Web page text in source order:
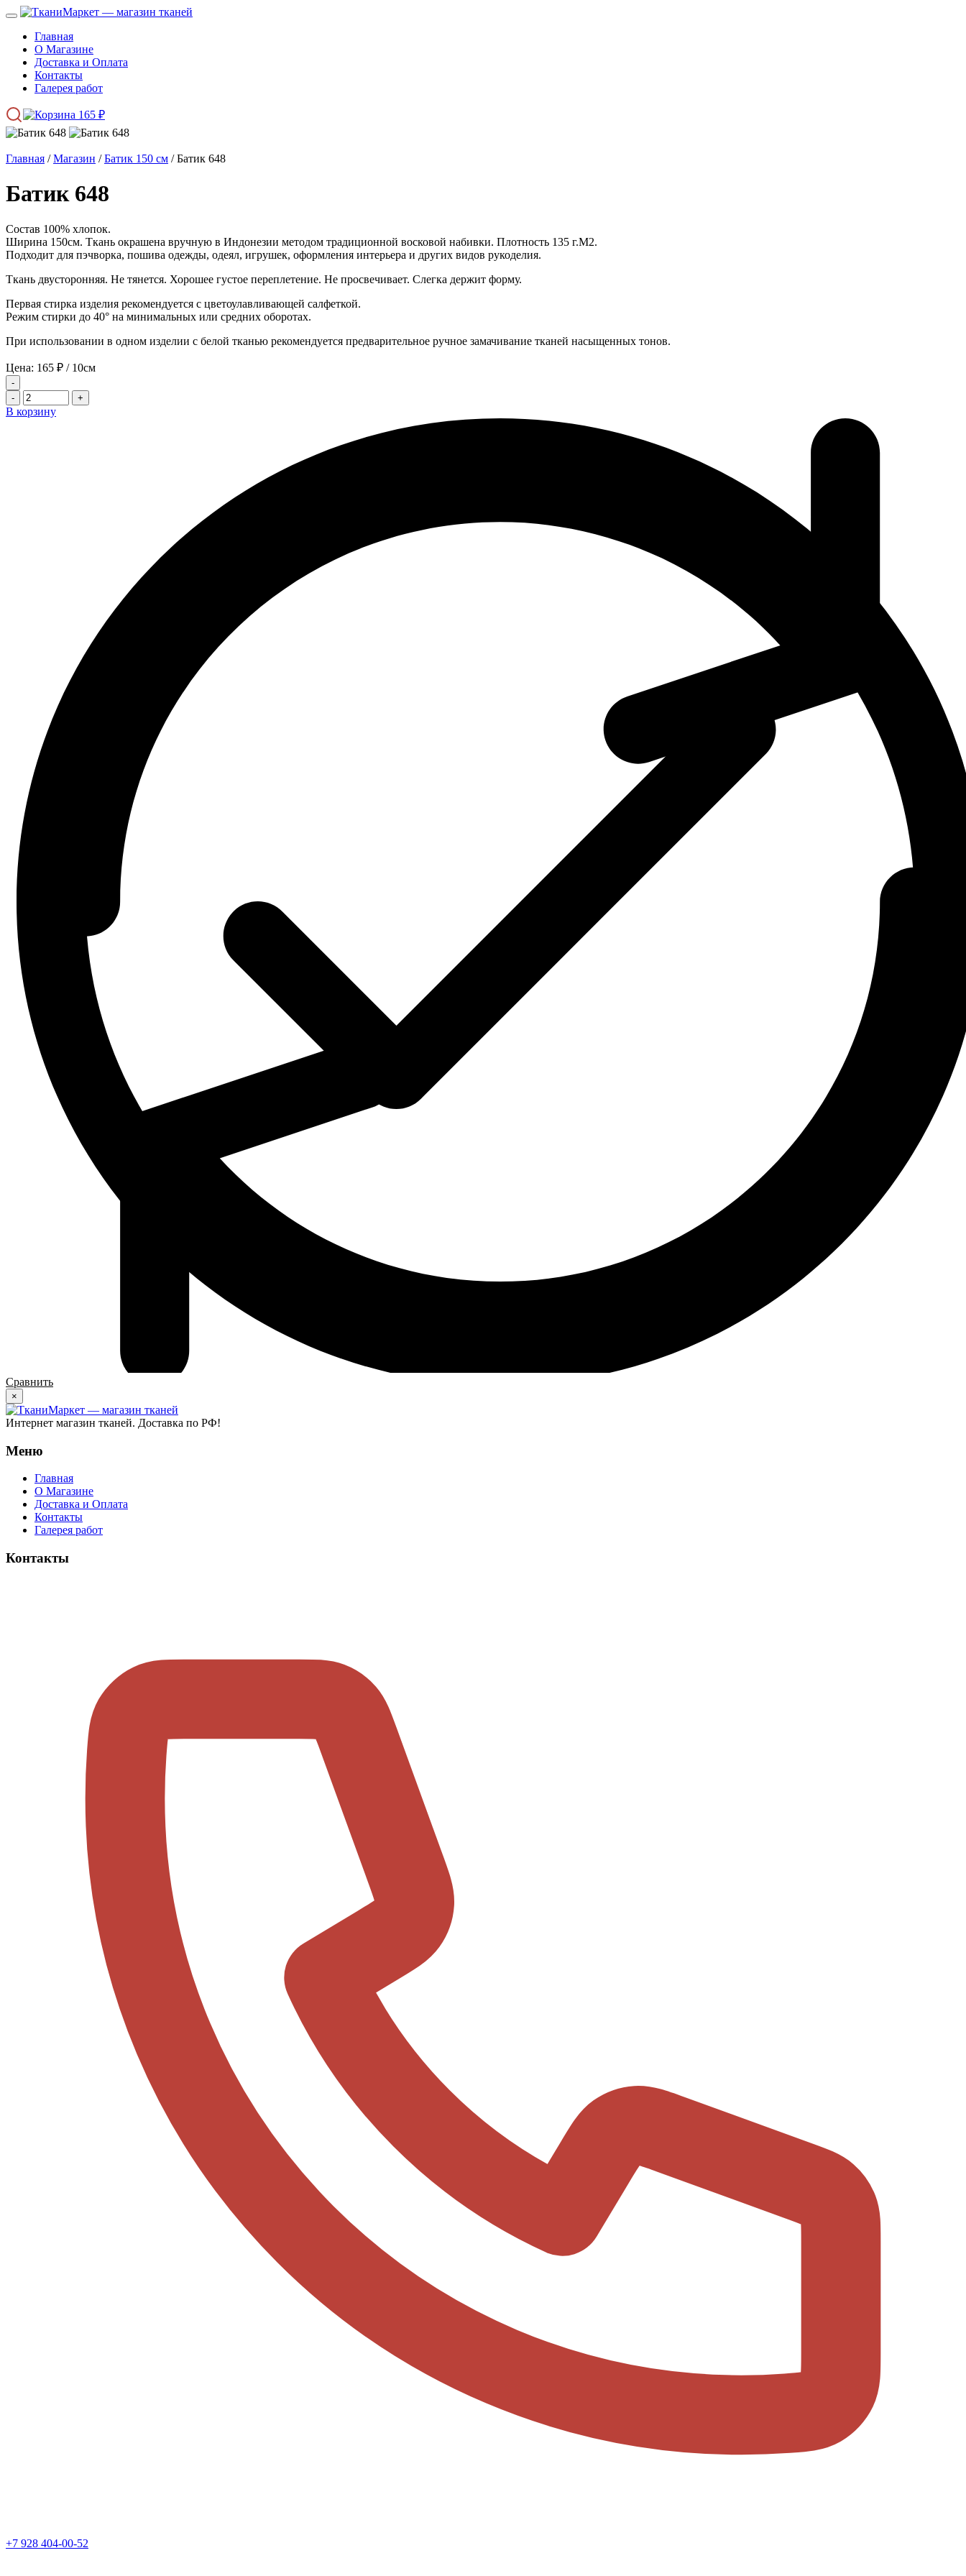
Главная
О Магазине
Доставка и Оплата
Контакты
Галерея работ
165 ₽
Главная /Магазин /Батик 150 см / Батик 648
Батик 648
Состав 100% хлопок.
Ширина 150см. Ткань окрашена вручную в Индонезии методом традиционной восковой набивки. Плотность 135 г.М2.
Подходит для пэчворка, пошива одежды, одеял, игрушек, оформления интерьера и других видов рукоделия.
Ткань двусторонняя. Не тянется. Хорошее густое переплетение. Не просвечивает. Слегка держит форму.
Первая стирка изделия рекомендуется с цветоулавливающей салфеткой.
Режим стирки до 40° на минимальных или средних оборотах.
При использовании в одном изделии с белой тканью рекомендуется предварительное ручное замачивание тканей насыщенных тонов.
Цена: 165 ₽ / 10см
-
-
+
В корзину
Сравнить
×
Интернет магазин тканей. Доставка по РФ!
Меню
Главная
О Магазине
Доставка и Оплата
Контакты
Галерея работ
Контакты
+7 928 404-00-52